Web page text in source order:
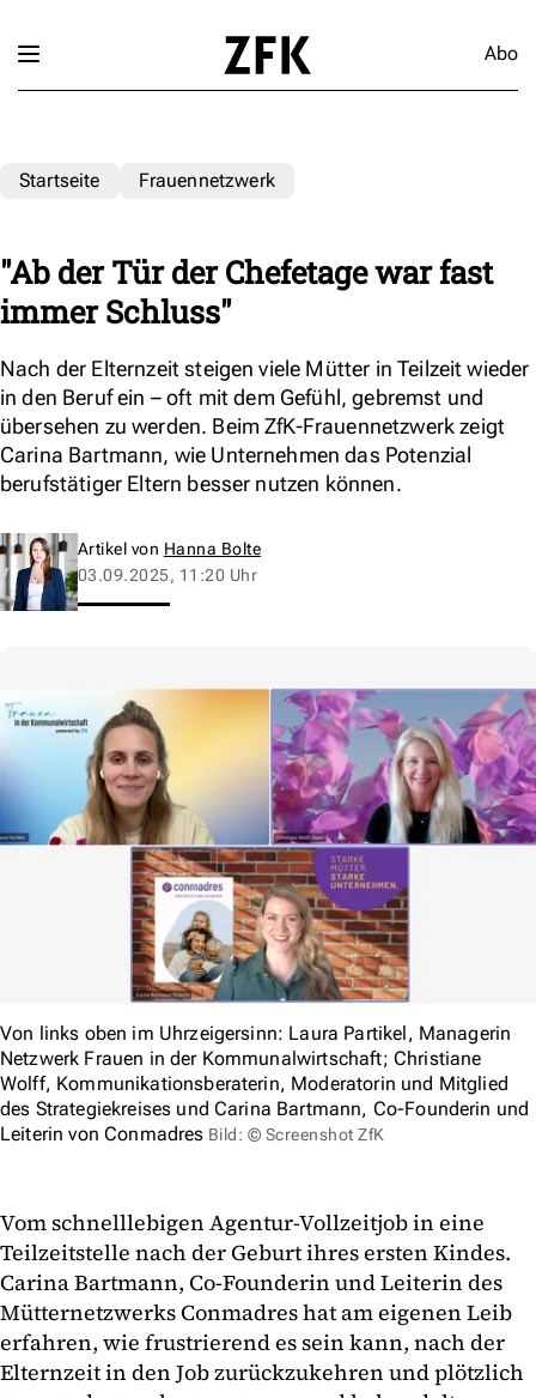
Abo
Startseite Frauennetzwerk
"Ab der Tür der Chefetage war fast
immer Schluss"
Nach der Elternzeit steigen viele Mütter in Teilzeit wieder
in den Beruf ein – oft mit dem Gefühl, gebremst und
übersehen zu werden. Beim ZfK-Frauennetzwerk zeigt
Carina Bartmann, wie Unternehmen das Potenzial
berufstätiger Eltern besser nutzen können.
Artikel von Hanna Bolte
03.09.2025, 11:20 Uhr
Von links oben im Uhrzeigersinn: Laura Partikel, Managerin
Netzwerk Frauen in der Kommunalwirtschaft; Christiane
Wolff, Kommunikationsberaterin, Moderatorin und Mitglied
des Strategiekreises und Carina Bartmann, Co-Founderin und
Leiterin von Conmadres Bild: © Screenshot ZfK
Vom schnelllebigen Agentur-Vollzeitjob in eine
Teilzeitstelle nach der Geburt ihres ersten Kindes.
Carina Bartmann, Co-Founderin und Leiterin des
Mütternetzwerks Conmadres hat am eigenen Leib
erfahren, wie frustrierend es sein kann, nach der
Elternzeit in den Job zurückzukehren und plötzlich